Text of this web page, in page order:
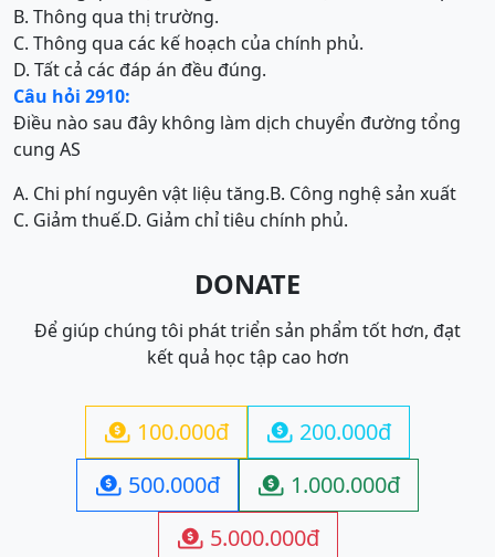
B. Thông qua thị trường.
C. Thông qua các kế hoạch của chính phủ.
D. Tất cả các đáp án đều đúng.
Câu hỏi 2910:
Điều nào sau đây không làm dịch chuyển đường tổng
cung AS
A. Chi phí nguyên vật liệu tăng.B. Công nghệ sản xuất
C. Giảm thuế.D. Giảm chỉ tiêu chính phủ.
DONATE
Để giúp chúng tôi phát triển sản phẩm tốt hơn, đạt
kết quả học tập cao hơn
 100.000đ  200.000đ
 500.000đ  1.000.000đ
 5.000.000đ